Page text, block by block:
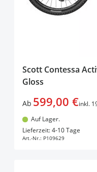
Scott Contessa
Gloss
Ab 599,00 €inkl.
Auf Lager.
Lieferzeit: 4-10 Tage
Art.-Nr.: P109629